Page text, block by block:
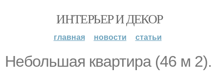
ИНТЕРЬЕР И ДЕКОР
главная новости статьи
Небольшая квартира (46 м 2).